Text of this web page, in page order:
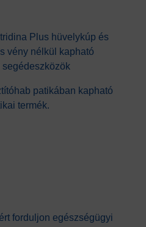
Plus hüvelykúp és
vény nélkül kapható
segédeszközök
patikában kapható
termék.
forduljon egészségügyi